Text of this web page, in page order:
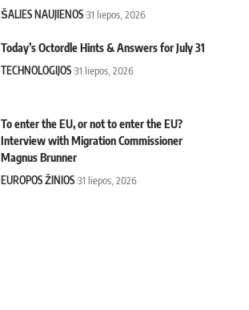
ŠALIES NAUJIENOS 31 liepos, 2026
Today’s Octordle Hints & Answers for July 31
TECHNOLOGIJOS 31 liepos, 2026
To enter the EU, or not to enter the EU?
Interview with Migration Commissioner
Magnus Brunner
EUROPOS ŽINIOS 31 liepos, 2026